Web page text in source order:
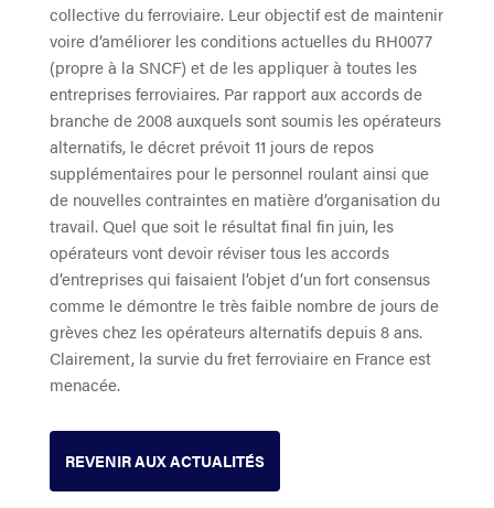
collective du ferroviaire. Leur objectif est de maintenir
voire d’améliorer les conditions actuelles du RH0077
(propre à la SNCF) et de les appliquer à toutes les
entreprises ferroviaires. Par rapport aux accords de
branche de 2008 auxquels sont soumis les opérateurs
alternatifs, le décret prévoit 11 jours de repos
supplémentaires pour le personnel roulant ainsi que
de nouvelles contraintes en matière d’organisation du
travail. Quel que soit le résultat final fin juin, les
opérateurs vont devoir réviser tous les accords
d’entreprises qui faisaient l’objet d’un fort consensus
comme le démontre le très faible nombre de jours de
grèves chez les opérateurs alternatifs depuis 8 ans.
Clairement, la survie du fret ferroviaire en France est
menacée.
REVENIR AUX ACTUALITÉS